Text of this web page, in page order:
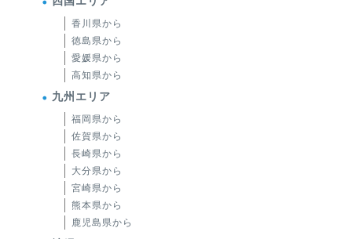
香川県から
徳島県から
愛媛県から
高知県から
九州エリア
福岡県から
佐賀県から
長崎県から
大分県から
宮崎県から
熊本県から
鹿児島県から